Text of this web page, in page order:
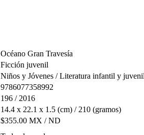
Océano Gran Travesía
Ficción juvenil
Niños y Jóvenes / Literatura infantil y
9786077358992
196 / 2016
14.4 x 22.1 x 1.5 (cm) / 210 (gramos)
$355.00 MX / ND